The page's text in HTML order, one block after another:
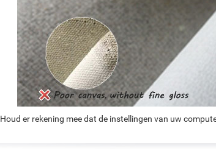
Houd er rekening mee dat de instellingen van uw